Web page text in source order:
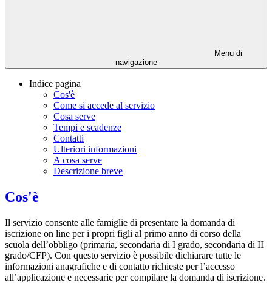
Menu di
navigazione
Indice pagina
Cos'è
Come si accede al servizio
Cosa serve
Tempi e scadenze
Contatti
Ulteriori informazioni
A cosa serve
Descrizione breve
Cos'è
Il servizio consente alle famiglie di presentare la domanda di
iscrizione on line per i propri figli al primo anno di corso della
scuola dell’obbligo (primaria, secondaria di I grado, secondaria di II
grado/CFP). Con questo servizio è possibile dichiarare tutte le
informazioni anagrafiche e di contatto richieste per l’accesso
all’applicazione e necessarie per compilare la domanda di iscrizione.